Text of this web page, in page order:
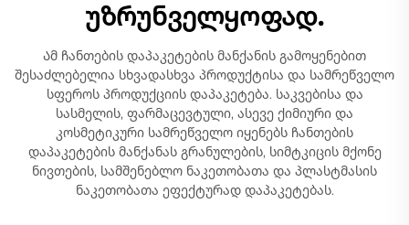
უზრუნველყოფად.
Ამ ჩანთების დაპაკეტების მანქანის გამოყენებით
შესაძლებელია სხვადასხვა პროდუქტისა და სამრეწველო
სფეროს პროდუქციის დაპაკეტება. საკვებისა და
სასმელის, ფარმაცევტული, ასევე ქიმიური და
კოსმეტიკური სამრეწველო იყენებს ჩანთების
დაპაკეტების მანქანას გრანულების, სიმტკიცის მქონე
ნივთების, სამშენებლო ნაკეთობათა და პლასტმასის
ნაკეთობათა ეფექტურად დაპაკეტებას.